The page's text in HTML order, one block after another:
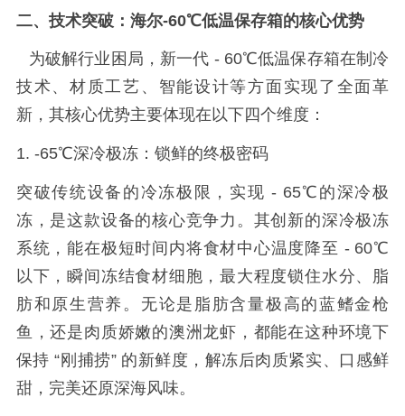
二、技术突破： 海尔-60℃低温保存箱的核心优势
为破解行业困局，新一代 - 60℃低温保存箱在制冷
技术、材质工艺、智能设计等方面实现了全面革
新，其核心优势主要体现在以下四个维度：
1. -65℃深冷极冻：锁鲜的终极密码
突破传统设备的冷冻极限，实现 - 65℃的深冷极
冻，是这款设备的核心竞争力。其创新的深冷极冻
系统，能在极短时间内将食材中心温度降至 - 60℃
以下，瞬间冻结食材细胞，最大程度锁住水分、脂
肪和原生营养。无论是脂肪含量极高的蓝鳍金枪
鱼，还是肉质娇嫩的澳洲龙虾，都能在这种环境下
保持 “刚捕捞” 的新鲜度，解冻后肉质紧实、口感鲜
甜，完美还原深海风味。